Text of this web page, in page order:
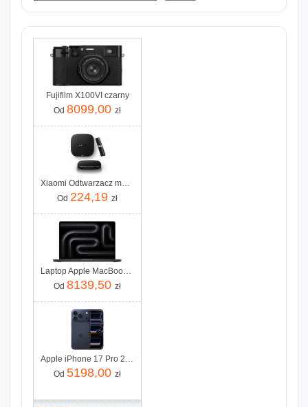
Fujifilm X100VI czarny
Od 8099,00 zł
Od 224,19 zł
Od 8139,50 zł
Od 5198,00 zł